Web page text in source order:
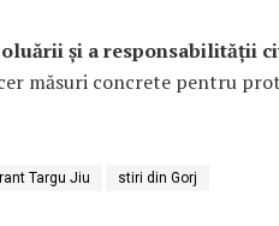
și a responsabilității
măsuri concrete pentru
Targu Jiu stiri din Gorj